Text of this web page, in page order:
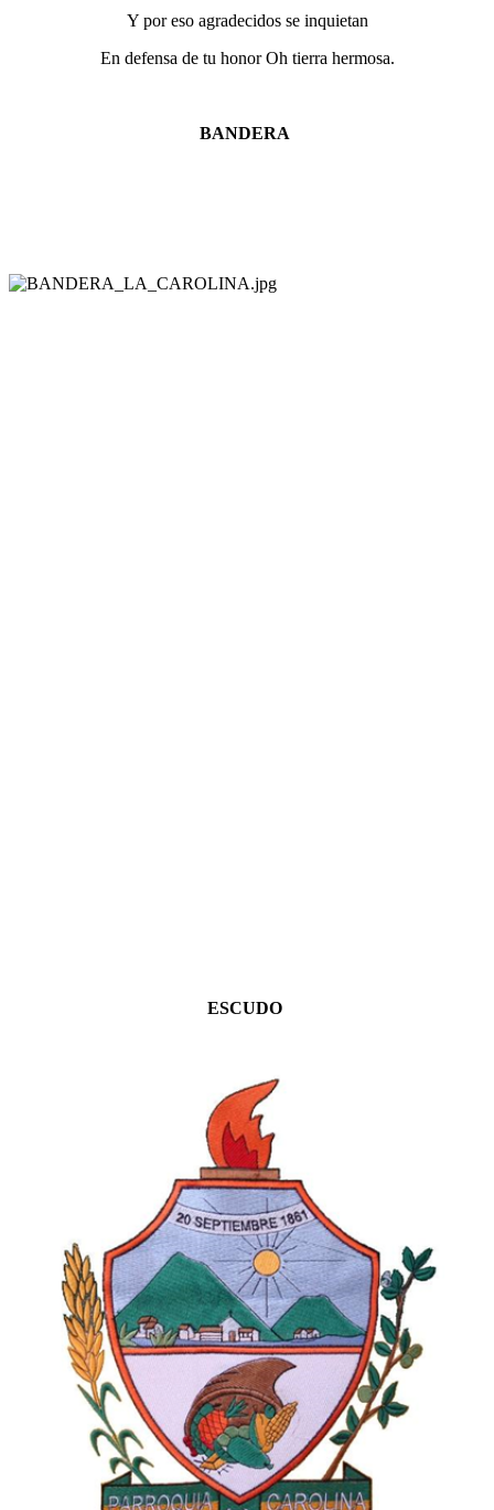
Y por eso agradecidos se inquietan
En defensa de tu honor Oh tierra hermosa.
BANDERA
ESCUDO